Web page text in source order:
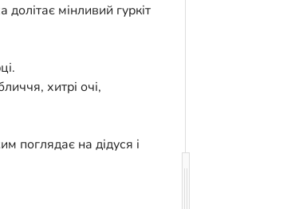
мінливий гуркіт
хитрі очі,
поглядає на дідуся і